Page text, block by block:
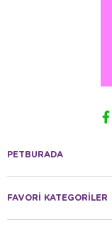
PETBURADA
FAVORİ KATEGORİLER